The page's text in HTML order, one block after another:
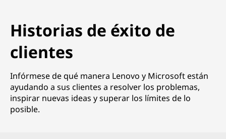
Historias de éxito de
clientes
Infórmese de qué manera Lenovo y Microsoft están
ayudando a sus clientes a resolver los problemas,
inspirar nuevas ideas y superar los límites de lo
posible.